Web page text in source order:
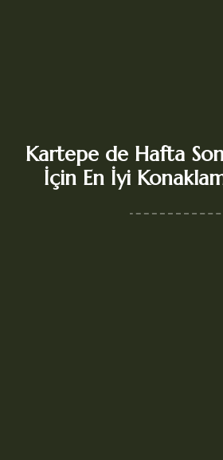
Kartepe de Hafta
İçin En İyi